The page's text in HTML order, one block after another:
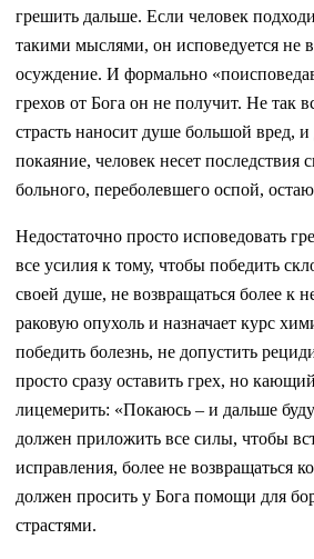
грешить дальше. Если человек
такими мыслями, он исповедуется не
осуждение. И формально
грехов от Бога он не получит. Не так
страсть наносит душе большой вред,
покаяние, человек несет последствия
больного, переболевшего оспой,
Недостаточно просто исповедовать
все усилия к тому, чтобы победить
своей душе, не возвращаться более к
раковую опухоль и назначает курс
победить болезнь, не допустить
просто сразу оставить грех, но
лицемерить: «Покаюсь – и дальше
должен приложить все силы, чтобы
исправления, более не возвращаться
должен просить у Бога помощи для
страстями.